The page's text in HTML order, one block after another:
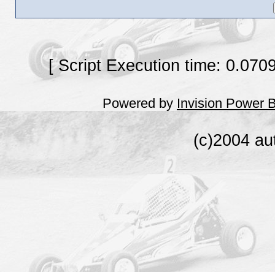
[ Script Execution time:
Powered by Invision Power
(c)2004